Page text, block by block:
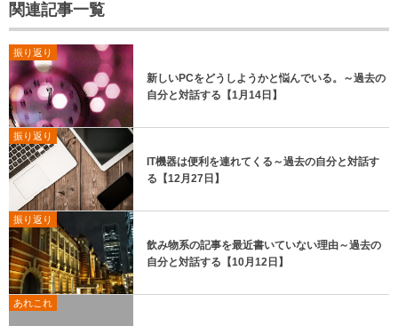
関連記事一覧
振り返り
新しいPCをどうしようかと悩んでいる。～過去の
自分と対話する【1月14日】
振り返り
IT機器は便利を連れてくる～過去の自分と対話す
る【12月27日】
振り返り
飲み物系の記事を最近書いていない理由～過去の
自分と対話する【10月12日】
あれこれ